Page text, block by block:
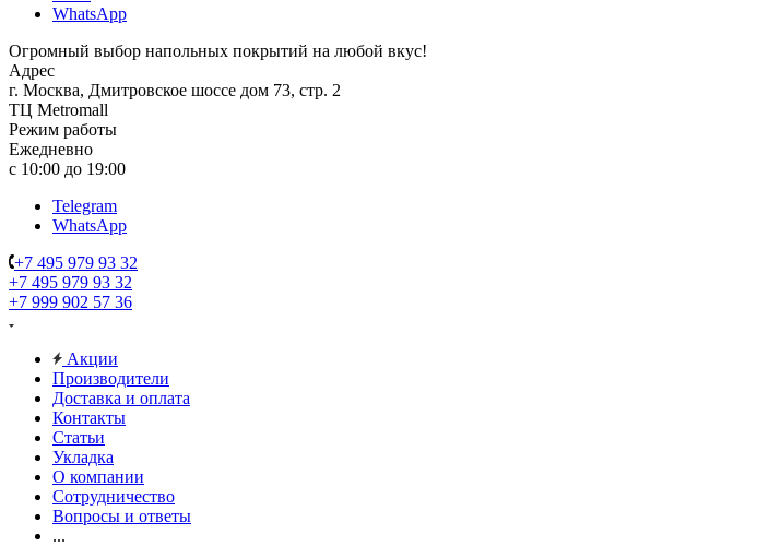
WhatsApp
Огромный выбор напольных покрытий на любой вкус!
Адрес
г. Москва, Дмитровское шоссе дом 73, стр. 2
ТЦ Metromall
Режим работы
Ежедневно
с 10:00 до 19:00
Telegram
WhatsApp
+7 495 979 93 32
+7 495 979 93 32
+7 999 902 57 36
Акции
Производители
Доставка и оплата
Контакты
Статьи
Укладка
О компании
Сотрудничество
Вопросы и ответы
...